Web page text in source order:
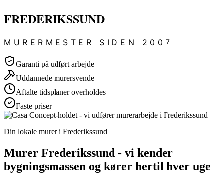
FREDERIKSSUND
MURERMESTER SIDEN 2007
Garanti på udført arbejde
Uddannede murersvende
Aftalte tidsplaner overholdes
Faste priser
Din lokale murer i Frederikssund
Murer Frederikssund - vi kender
bygningsmassen og kører hertil hver uge